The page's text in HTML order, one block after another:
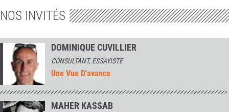
NOS INVITÉS
DOMINIQUE CUVILLIER
CONSULTANT, ESSAYISTE
Une Vue D'avance
MAHER KASSAB